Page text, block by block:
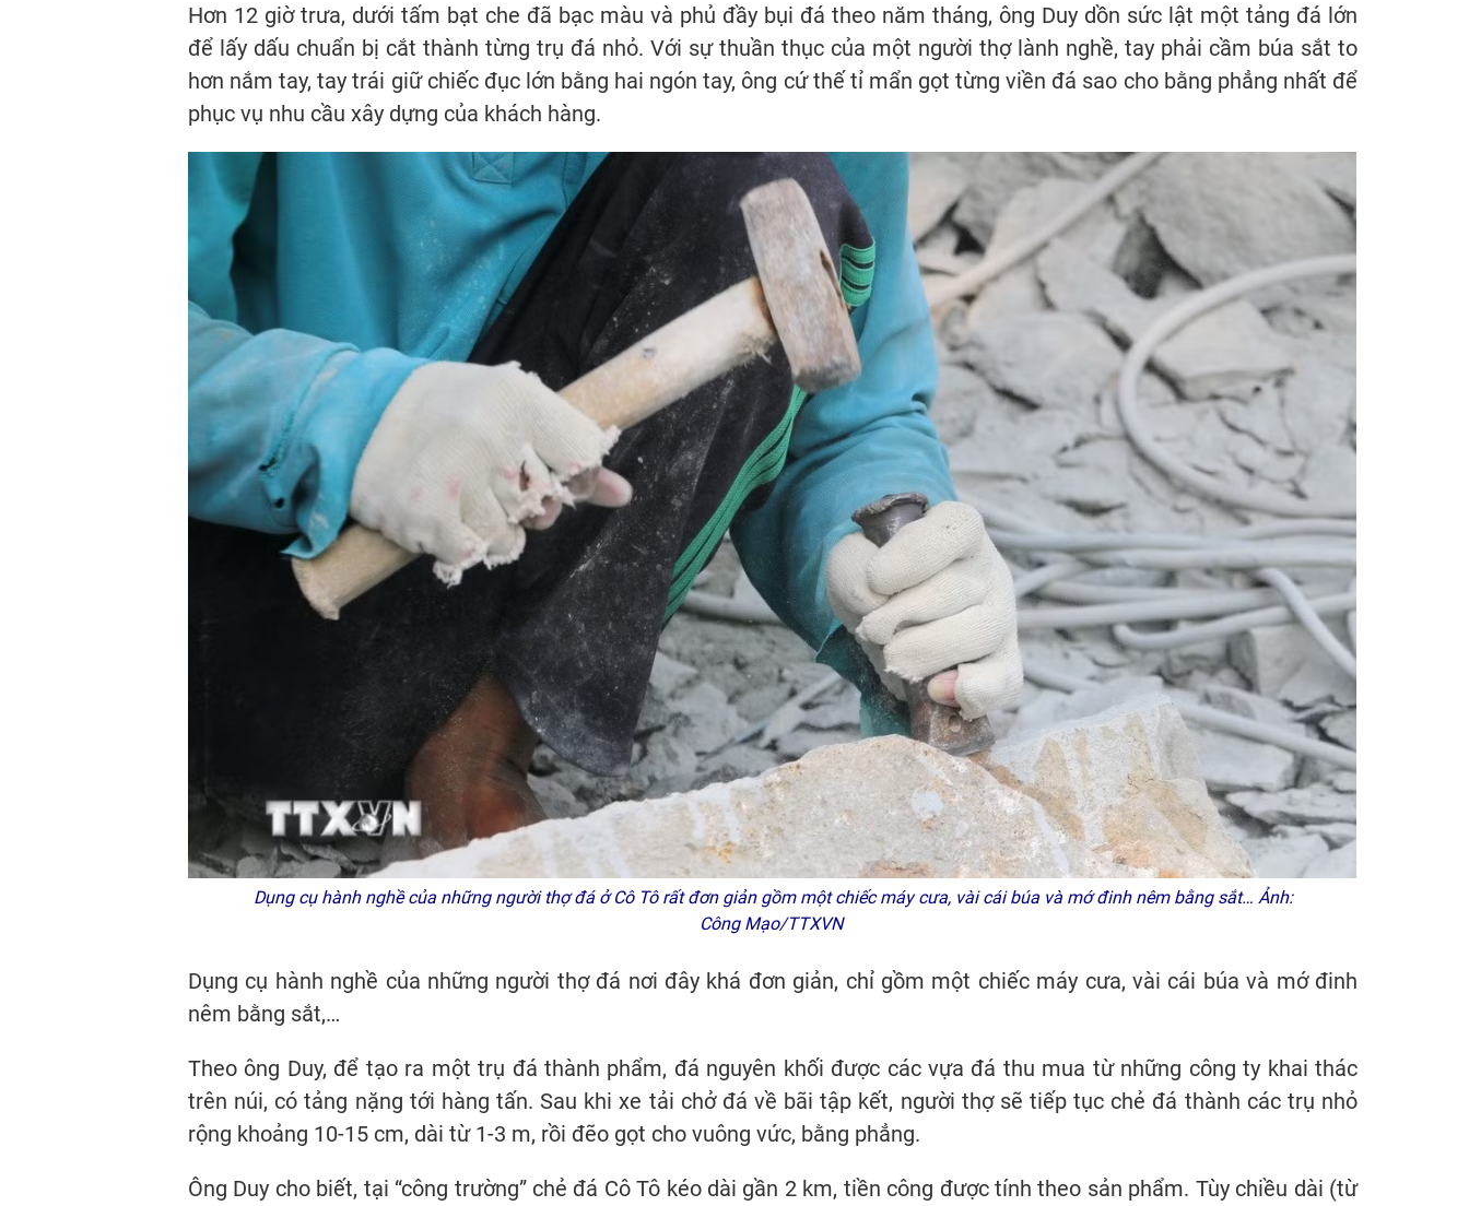
Hơn 12 giờ trưa, dưới tấm bạt che đã bạc màu và phủ đầy bụi đá theo năm tháng, ông Duy dồn sức lật một tảng đá lớn
để lấy dấu chuẩn bị cắt thành từng trụ đá nhỏ. Với sự thuần thục của một người thợ lành nghề, tay phải cầm búa sắt to
hơn nắm tay, tay trái giữ chiếc đục lớn bằng hai ngón tay, ông cứ thế tỉ mẩn gọt từng viền đá sao cho bằng phẳng nhất để
phục vụ nhu cầu xây dựng của khách hàng.
Dụng cụ hành nghề của những người thợ đá ở Cô Tô rất đơn giản gồm một chiếc máy cưa, vài cái búa và mớ đinh nêm bằng sắt… Ảnh:
Công Mạo/TTXVN
Dụng cụ hành nghề của những người thợ đá nơi đây khá đơn giản, chỉ gồm một chiếc máy cưa, vài cái búa và mớ đinh
nêm bằng sắt,…
Theo ông Duy, để tạo ra một trụ đá thành phẩm, đá nguyên khối được các vựa đá thu mua từ những công ty khai thác
trên núi, có tảng nặng tới hàng tấn. Sau khi xe tải chở đá về bãi tập kết, người thợ sẽ tiếp tục chẻ đá thành các trụ nhỏ
rộng khoảng 10-15 cm, dài từ 1-3 m, rồi đẽo gọt cho vuông vức, bằng phẳng.
Ông Duy cho biết, tại “công trường” chẻ đá Cô Tô kéo dài gần 2 km, tiền công được tính theo sản phẩm. Tùy chiều dài (từ